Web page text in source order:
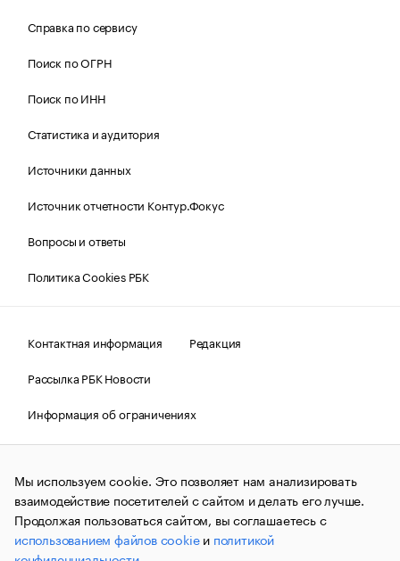
Справка по сервису
Поиск по ОГРН
Поиск по ИНН
Статистика и аудитория
Источники данных
Источник отчетности Контур.Фокус
Вопросы и ответы
Политика Cookies РБК
Контактная информация
Редакция
Рассылка РБК Новости
Информация об ограничениях
Правовая информация
О соблюдении авторских прав
© АО «РОСБИЗНЕСКОНСАЛТИНГ»,1995–2026.Сообщения
и материалы информационного агентства «РБК»
(зарегистрировано Федеральной службой по надзору в сфере
связи, информационных технологий и массовых
коммуникаций (Роскомнадзор) 09.12.2015 за номером ИА
№ФС77-63848) сопровождаются пометкой «РБК». Отдельные
Мы используем cookie. Это позволяет нам анализировать
взаимодействие посетителей с сайтом и делать его лучше.
Продолжая пользоваться сайтом, вы соглашаетесь с
использованием файлов cookieи политикой